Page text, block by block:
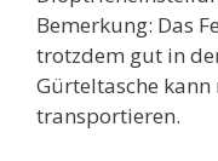
Bemerkung: Das
trotzdem gut in
Gürteltasche
transportieren.